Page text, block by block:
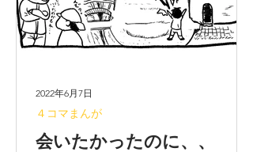
会いたかったのに、、
４コマまんが
2022年6月7日